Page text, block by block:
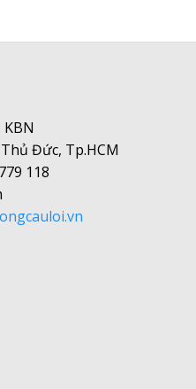
KBN
Đức, Tp.HCM
118